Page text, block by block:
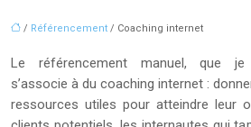
/ Référencement / Coaching internet
Le référencement manuel, que je
s’associe à du coaching internet :
ressources utiles pour atteindre leur